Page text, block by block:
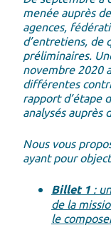
menée auprès
agences,
d’entretiens, de
préliminaires.
novembre 2020
différentes
rapport d’étape
analysés auprès
Nous vous
ayant pour
Billet 1 :
de la
le